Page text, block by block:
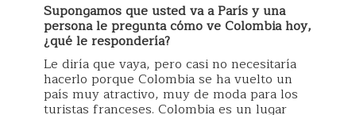
Supongamos que usted va a París y una
persona le pregunta cómo ve Colombia hoy,
¿qué le respondería?
Le diría que vaya, pero casi no necesitaría
hacerlo porque Colombia se ha vuelto un
país muy atractivo, muy de moda para los
turistas franceses. Colombia es un lugar